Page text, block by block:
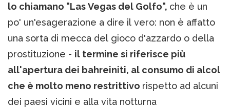
lo chiamano "Las Vegas del Golfo", che è un
po' un'esagerazione a dire il vero: non è affatto
una sorta di mecca del gioco d'azzardo o della
prostituzione - il termine si riferisce più
all'apertura dei bahreiniti, al consumo di alcol
che è molto meno restrittivo rispetto ad alcuni
dei paesi vicini e alla vita notturna